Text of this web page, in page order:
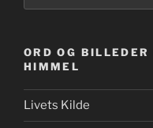
ORD OG
HIMMEL
Livets Kilde